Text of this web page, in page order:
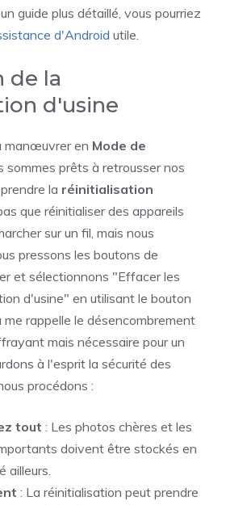
guide plus détaillé, vous pourriez
d'Android utile.
de la
d'usine
manœuvrer en Mode de
sommes prêts à retrousser nos
la réinitialisation
que réinitialiser des appareils
sur un fil, mais nous
pressons les boutons de
et sélectionnons "Effacer les
d'usine" en utilisant le bouton
rappelle le désencombrement
mais nécessaire pour un
à l'esprit la sécurité des
procédons :
tout : Les photos chères et les
doivent être stockés en
ailleurs.
: La réinitialisation peut prendre